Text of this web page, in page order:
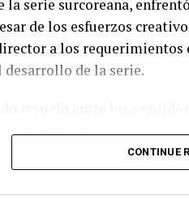
la serie surcoreana,
de los esfuerzos
a los
de la serie.
reinterpretación occidental
sus recursos en otros
de su propiedad
CONTINUE